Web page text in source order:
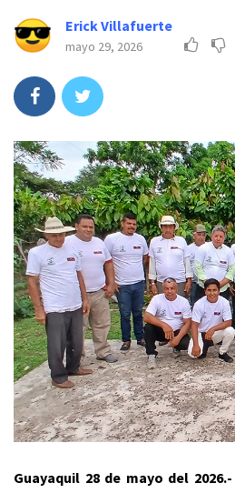
Erick Villafuerte
mayo 29, 2026
Guayaquil 28 de mayo del 2026.-